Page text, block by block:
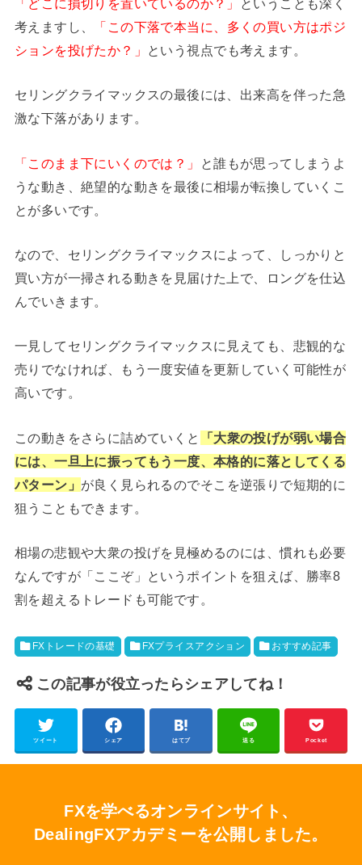
「どこに損切りを置いているのか？」
ということも深く
考えますし、
「この下落で本当に、多くの買い方はポジ
ションを投げたか？」
という視点でも考えます。
セリングクライマックスの最後には、出来高を伴った急
激な下落があります。
「このまま下にいくのでは？」
と誰もが思ってしまうよ
うな動き、絶望的な動きを最後に相場が転換していくこ
とが多いです。
なので、セリングクライマックスによって、しっかりと
買い方が一掃される動きを見届けた上で、ロングを仕込
んでいきます。
一見してセリングクライマックスに見えても、悲観的な
売りでなければ、もう一度安値を更新していく可能性が
高いです。
この動きをさらに詰めていくと
「大衆の投げが弱い場合
には、一旦上に振ってもう一度、本格的に落としてくる
パターン」 が良く見られるのでそこを逆張りで短期的に
狙うこともできます。
相場の悲観や大衆の投げを見極めるのには、慣れも必要
なんですが「ここぞ」というポイントを狙えば、勝率8
割を超えるトレードも可能です。
FXトレードの基礎 FXプライスアクション おすすめ記事
この記事が役立ったらシェアしてね！
ツイート シェア はてブ 送る Pocket
FXを学べるオンラインサイト、
DealingFXアカデミーを公開しました。